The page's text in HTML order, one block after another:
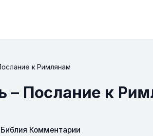
к Римлянам
– Послание к
Библия Комментарии